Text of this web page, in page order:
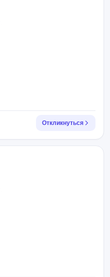
Откликнуться